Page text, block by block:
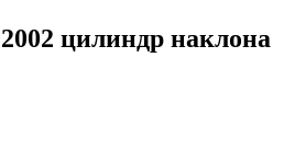
цилиндр наклона